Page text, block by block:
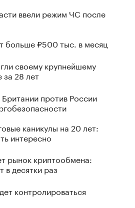
ввели режим ЧС после
больше ₽500 тыс. в месяц
своему крупнейшему
за 28 лет
против России
каникулы на 20 лет:
интересно
рынок криптообмена:
в десятки раз
контролироваться